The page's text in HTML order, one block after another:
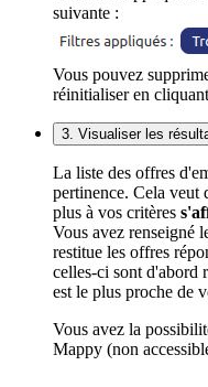
suivante :
Vous pouvez
réinitialiser en
3. Visualiser les
La liste des offres
pertinence. Cela veut
plus à vos critères
Vous avez renseigné
restitue les offres
celles-ci sont d'abord
est le plus proche de
Vous avez la
Mappy (non